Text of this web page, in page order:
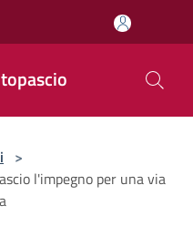
>
l'impegno per una via